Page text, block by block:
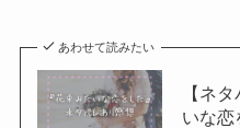
あわせて読みたい
【ネ
いな恋